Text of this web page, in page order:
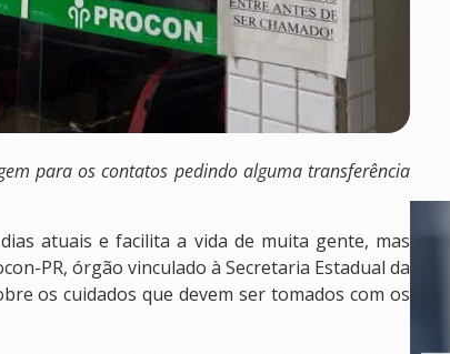
para os contatos pedindo alguma transferência
atuais e facilita a vida de muita gente, mas
PR, órgão vinculado à Secretaria Estadual da
os cuidados que devem ser tomados com os